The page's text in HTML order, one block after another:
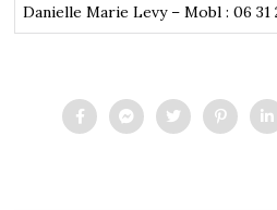
Danielle Marie Levy – Mobl : 06 31